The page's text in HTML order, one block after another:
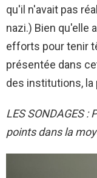
qu'il n'avait pas
nazi.) Bien qu'elle
efforts pour tenir
présentée dans
des institutions,
LES SONDAGES
points dans la